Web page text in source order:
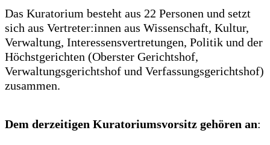
Das Kuratorium besteht aus 22 Personen und setzt
sich aus Vertreter:innen aus Wissenschaft, Kultur,
Verwaltung, Interessensvertretungen, Politik und der
Höchstgerichten (Oberster Gerichtshof,
Verwaltungsgerichtshof und Verfassungsgerichtshof)
zusammen.
Dem derzeitigen Kuratoriumsvorsitz gehören an: